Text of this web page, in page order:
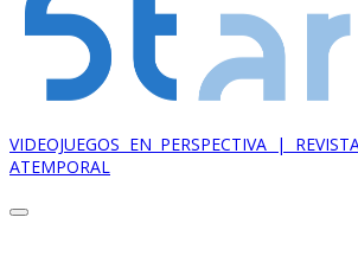
VIDEOJUEGOS EN PERSPECTIVA |
ATEMPORAL